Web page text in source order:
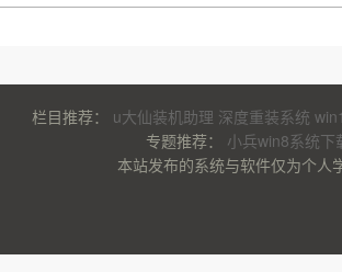
栏目推荐： u大仙装机助理 深度重装系统
专题推荐： 小兵win8系统下
本站发布的系统与软件仅为个人